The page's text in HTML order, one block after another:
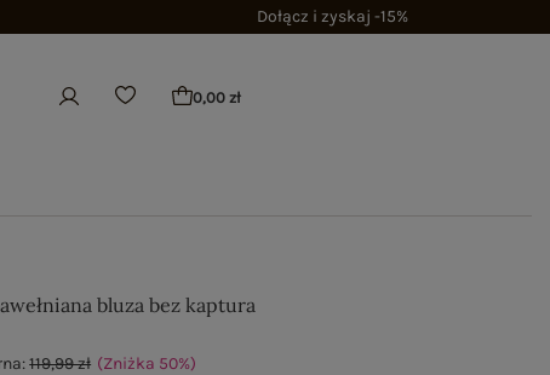
Dołącz i zyskaj -15%
0,00 zł
bluza bez kaptura
119,99 zł (Zniżka 50%)